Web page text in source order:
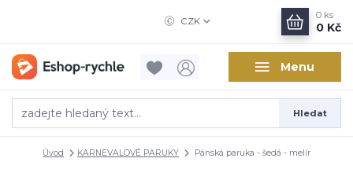
Menu
CZK
Hledat
0 ks
0 Kč
Úvod KARNEVALOVÉ PARUKY Pánská paruka - šedá - melír